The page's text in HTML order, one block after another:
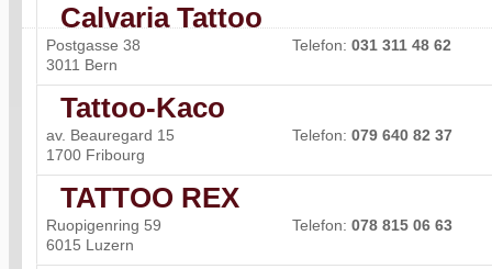
Calvaria Tattoo
Postgasse 38
3011 Bern
Telefon: 031 311 48 62
Tattoo-Kaco
av. Beauregard 15
1700 Fribourg
Telefon: 079 640 82 37
TATTOO REX
Ruopigenring 59
6015 Luzern
Telefon: 078 815 06 63